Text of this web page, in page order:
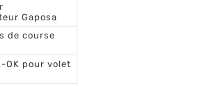
Gaposa
de course
OK pour volet